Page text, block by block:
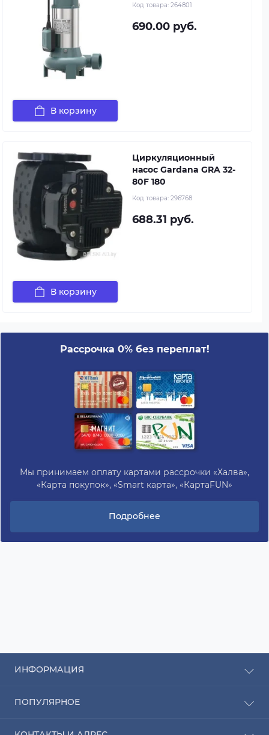
Код товара: 264801
690.00 руб.
В корзину
Циркуляционный
насос Gardana GRA 32-
80F 180
Код товара: 296768
688.31 руб.
В корзину
Рассрочка 0% без переплат!
Мы принимаем оплату картами рассрочки «Халва»,
«Карта покупок», «Smart карта», «КартаFUN»
Подробнее
ИНФОРМАЦИЯ
Оплата
ПОПУЛЯРНОЕ